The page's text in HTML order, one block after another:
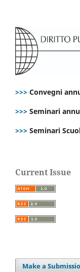
>>> Convegni
>>> Seminari
>>> Seminari
Current Issue
Make a